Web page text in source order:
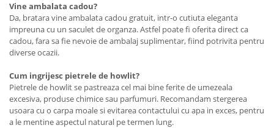
Vine ambalata cadou?
Da, bratara vine ambalata cadou gratuit, intr-o cutiuta eleganta
impreuna cu un saculet de organza. Astfel poate fi oferita direct ca
cadou, fara sa fie nevoie de ambalaj suplimentar, fiind potrivita pentru
diverse ocazii.
Cum ingrijesc pietrele de howlit?
Pietrele de howlit se pastreaza cel mai bine ferite de umezeala
excesiva, produse chimice sau parfumuri. Recomandam stergerea
usoara cu o carpa moale si evitarea contactului cu apa in exces, pentru
a le mentine aspectul natural pe termen lung.